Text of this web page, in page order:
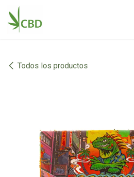
Ir al contenido
Todos los productos